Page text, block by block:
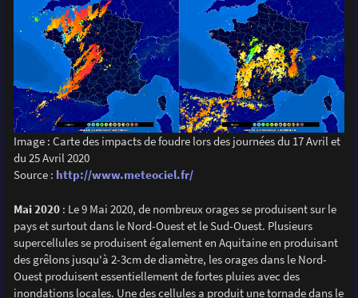
Image : Carte des impacts de foudre lors des journées du 17 Avril et
du 25 Avril 2020
Source : http://www.meteociel.fr/
Mai 2020: Le 9 Mai 2020, de nombreux orages se produisent sur le
pays et surtout dans le Nord-Ouest et le Sud-Ouest. Plusieurs
supercellules se produisent également en Aquitaine en produisant
des grêlons jusqu'à 2-3cm de diamètre, les orages dans le Nord-
Ouest produisent essentiellement de fortes pluies avec des
inondations locales. Une des cellules a produit une tornade dans le